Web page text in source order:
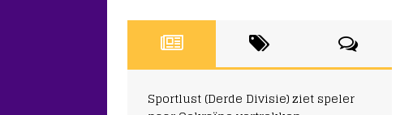
Sportlust (Derde Divisie) ziet speler